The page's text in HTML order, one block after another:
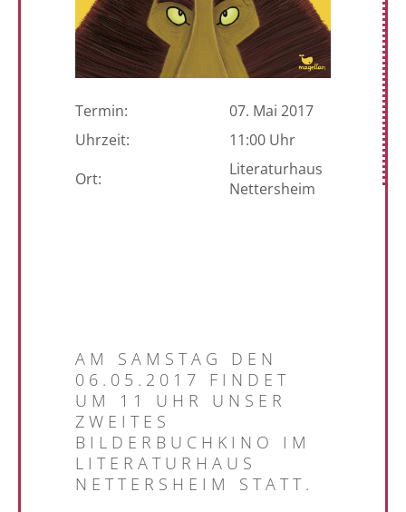
Termin:
07. Mai 2017
Uhrzeit:
11:00 Uhr
Ort:
Literaturhaus
Nettersheim
AM SAMSTAG DEN
06.05.2017 FINDET
UM 11 UHR UNSER
ZWEITES
BILDERBUCHKINO IM
LITERATURHAUS
NETTERSHEIM STATT.